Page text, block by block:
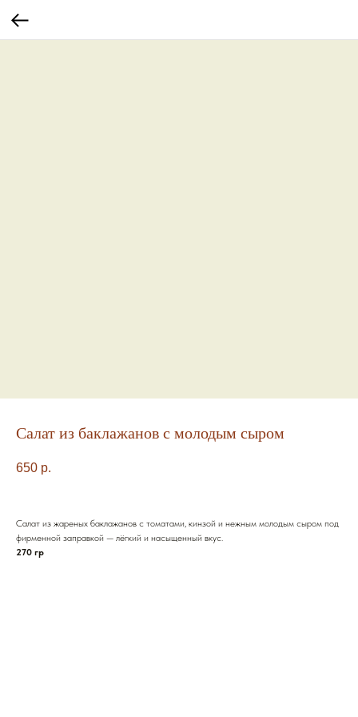
Салат из баклажанов с молодым сыром
650 р.
Салат из жареных баклажанов с томатами, кинзой и нежным молодым сыром под
фирменной заправкой — лёгкий и насыщенный вкус.
270 гр